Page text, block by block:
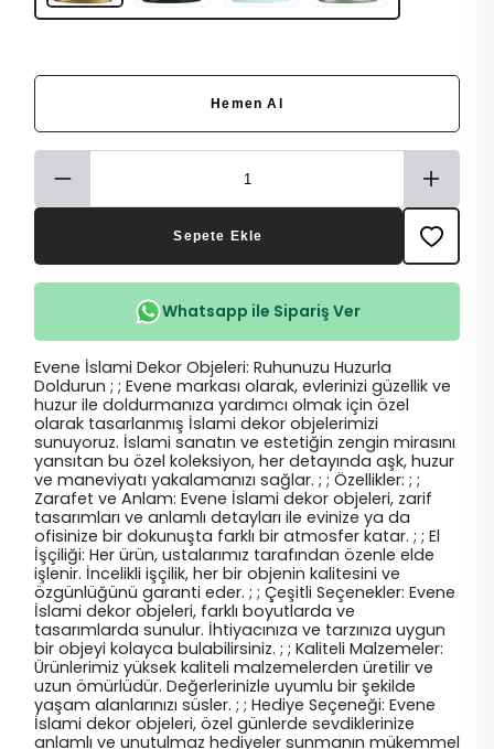
Hemen Al
Sepete Ekle
Whatsapp ile Sipariş Ver
Evene İslami Dekor Objeleri: Ruhunuzu Huzurla
Doldurun ; ; Evene markası olarak, evlerinizi güzellik ve
huzur ile doldurmanıza yardımcı olmak için özel
olarak tasarlanmış İslami dekor objelerimizi
sunuyoruz. İslami sanatın ve estetiğin zengin mirasını
yansıtan bu özel koleksiyon, her detayında aşk, huzur
ve maneviyatı yakalamanızı sağlar. ; ; Özellikler: ; ;
Zarafet ve Anlam: Evene İslami dekor objeleri, zarif
tasarımları ve anlamlı detayları ile evinize ya da
ofisinize bir dokunuşta farklı bir atmosfer katar. ; ; El
İşçiliği: Her ürün, ustalarımız tarafından özenle elde
işlenir. İncelikli işçilik, her bir objenin kalitesini ve
özgünlüğünü garanti eder. ; ; Çeşitli Seçenekler: Evene
İslami dekor objeleri, farklı boyutlarda ve
tasarımlarda sunulur. İhtiyacınıza ve tarzınıza uygun
bir objeyi kolayca bulabilirsiniz. ; ; Kaliteli Malzemeler:
Ürünlerimiz yüksek kaliteli malzemelerden üretilir ve
uzun ömürlüdür. Değerlerinizle uyumlu bir şekilde
yaşam alanlarınızı süsler. ; ; Hediye Seçeneği: Evene
İslami dekor objeleri, özel günlerde sevdiklerinize
anlamlı ve unutulmaz hediyeler sunmanın mükemmel